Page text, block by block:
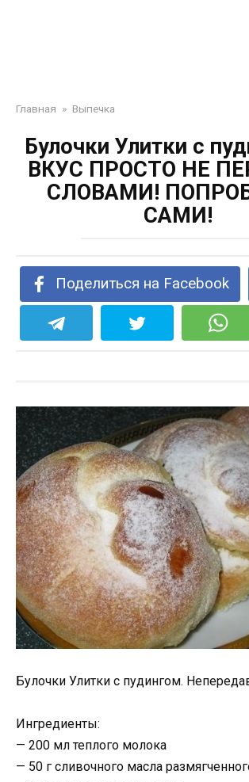
Главная » Выпечка
Булочки Улитки с
ВКУС ПРОСТО НЕ
СЛОВАМИ!
САМИ!
Поделиться на Facebook
Булочки Улитки с пудингом.
Ингредиенты:
— 200 мл теплого молока
— 50 г сливочного масла